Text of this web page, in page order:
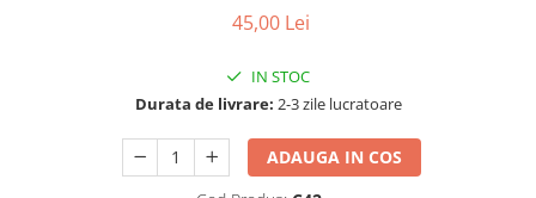
45,00 Lei
IN STOC
Durata de livrare: 2-3 zile lucratoare
ADAUGA IN COS